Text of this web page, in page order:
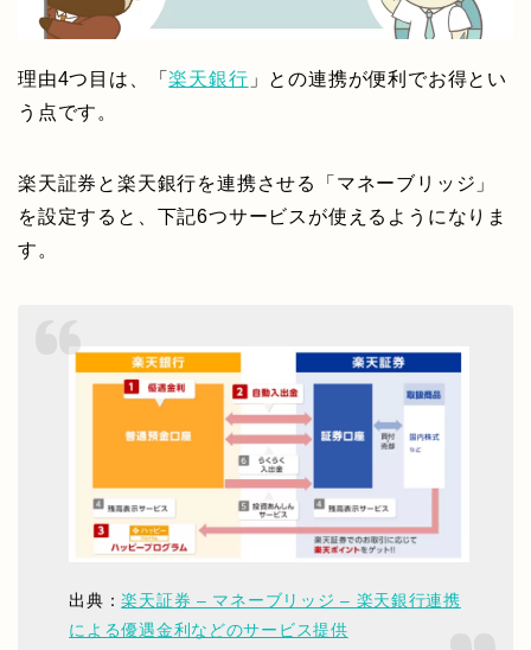
理由4つ目は、「楽天銀行 」との連携が便利でお得とい
う点です。
楽天証券と楽天銀行を連携させる「マネーブリッジ」
を設定すると、下記6つサービスが使えるようになりま
す。
出典：楽天証券 – マネーブリッジ – 楽天銀行連携
による優遇金利などのサービス提供